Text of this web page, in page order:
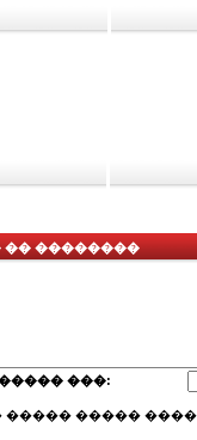
�� ��������
���:
�����